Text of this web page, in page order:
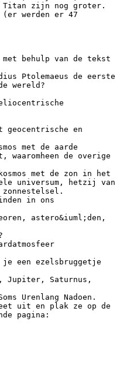
Titan zijn nog groter.
(er werden er 47
met behulp van de tekst
Ptolemaeus de eerste
wereld?
en
met de aarde
de overige
met de zon in het
universum, hetzij van
zonnestelsel.
in ons
astero&iuml;den,
je een ezelsbruggetje
Jupiter, Saturnus,
Urenlang Nadoen.
uit en plak ze op de
pagina: